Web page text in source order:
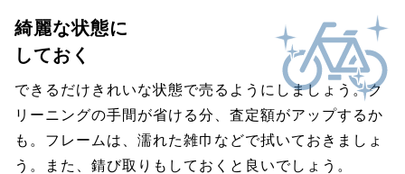
綺麗な状態に
しておく
できるだけきれいな状態で売るようにしましょう。ク
リーニングの手間が省ける分、査定額がアップするか
も。フレームは、濡れた雑巾などで拭いておきましょ
う。また、錆び取りもしておくと良いでしょう。